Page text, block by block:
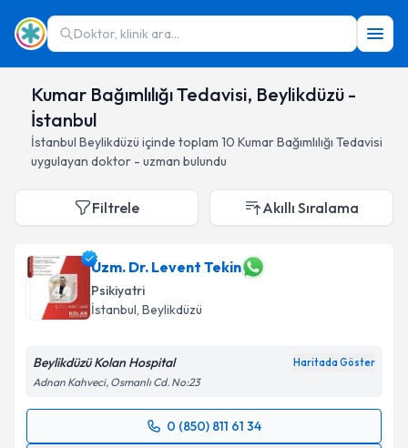
Doktor, klinik ara...
Kumar Bağımlılığı Tedavisi, Beylikdüzü -
İstanbul
İstanbul Beylikdüzü içinde toplam 10 Kumar Bağımlılığı Tedavisi
uygulayan doktor - uzman bulundu
Filtrele Akıllı Sıralama
Uzm. Dr. Levent Tekin
Psikiyatri
İstanbul, Beylikdüzü
Beylikdüzü Kolan Hospital Haritada Göster
Adnan Kahveci, Osmanlı Cd. No:23
0 (850) 811 61 34
Randevu Takvimi Talebi